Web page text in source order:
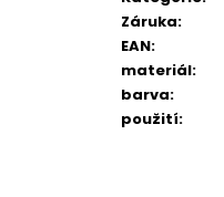
Záruka:
EAN:
materiál:
barva:
použití:
URBAN